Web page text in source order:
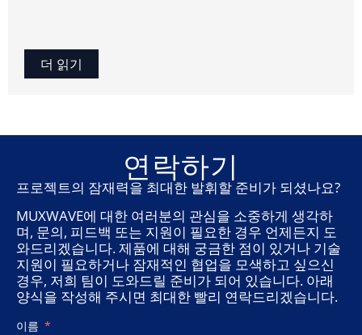
더 읽기
연락하기
프로젝트의 잠재력을 최대한 발휘할 준비가 되셨나요?
MUXWAVE에 대한 여러분의 관심을 소중하게 생각하
며, 문의, 피드백 또는 지원이 필요한 경우 언제든지 도
와드리겠습니다. 제품에 대해 궁금한 점이 있거나 기술
지원이 필요하거나 잠재적인 협업을 모색하고 싶으신
경우, 저희 팀이 도와드릴 준비가 되어 있습니다. 아래
양식을 작성해 주시면 최대한 빨리 연락드리겠습니다.
이름